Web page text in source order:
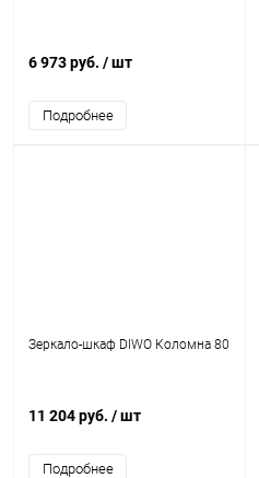
6 973 руб. / шт
Подробнее
Зеркало-шкаф DIWO Коломна 80
11 204 руб. / шт
Подробнее